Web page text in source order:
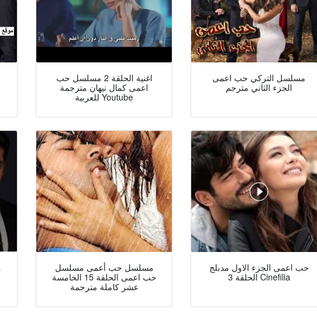
اغنية الحلقة 2 مسلسل حب
اعمى كمال نيهان مترجمة
للعربية Youtube
مسلسل التركي حب اعمى
الجزء الثاني مترجم
مسلسل حب أعمى مسلسل
حب اعمى الحلقة 15 الخامسة
عشر كاملة مترجمة
حب اعمى الجزء الاول مدبلج
الحلقة 3 Cinefilia